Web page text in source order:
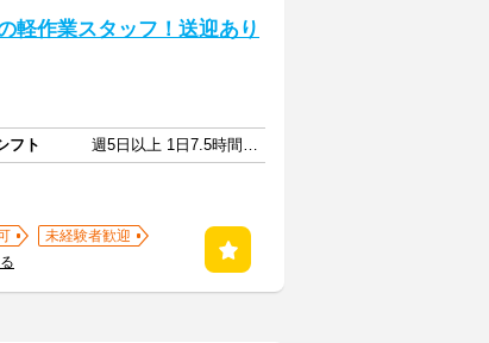
軽作業スタッフ！送迎あり
フト
週5日以上 1日7.5時間以上
未経験者歓迎